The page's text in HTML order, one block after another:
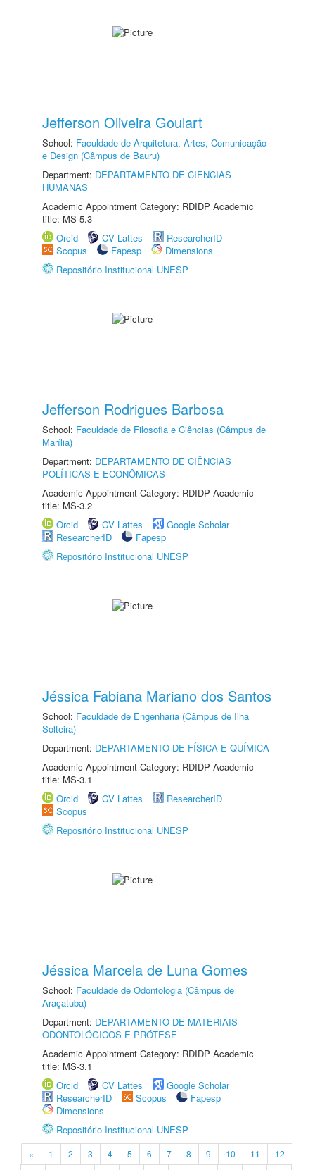
Jefferson Oliveira Goulart
School: Faculdade de Arquitetura, Artes, Comunicação
e Design (Câmpus de Bauru)
Department: DEPARTAMENTO DE CIÊNCIAS
HUMANAS
Academic Appointment Category: RDIDP Academic
title: MS-5.3
Orcid
CV Lattes
ResearcherID
Scopus
Fapesp
Dimensions
Repositório Institucional UNESP
Jefferson Rodrigues Barbosa
School: Faculdade de Filosofia e Ciências (Câmpus de
Marília)
Department: DEPARTAMENTO DE CIÊNCIAS
POLÍTICAS E ECONÔMICAS
Academic Appointment Category: RDIDP Academic
title: MS-3.2
Orcid
CV Lattes
Google Scholar
ResearcherID
Fapesp
Repositório Institucional UNESP
Jéssica Fabiana Mariano dos Santos
School: Faculdade de Engenharia (Câmpus de Ilha
Solteira)
Department: DEPARTAMENTO DE FÍSICA E QUÍMICA
Academic Appointment Category: RDIDP Academic
title: MS-3.1
Orcid
CV Lattes
ResearcherID
Scopus
Repositório Institucional UNESP
Jéssica Marcela de Luna Gomes
School: Faculdade de Odontologia (Câmpus de
Araçatuba)
Department: DEPARTAMENTO DE MATERIAIS
ODONTOLÓGICOS E PRÓTESE
Academic Appointment Category: RDIDP Academic
title: MS-3.1
Orcid
CV Lattes
Google Scholar
ResearcherID
Scopus
Fapesp
Dimensions
Repositório Institucional UNESP
« 1 2 3 4 5 6 7 8 9 10 11
12